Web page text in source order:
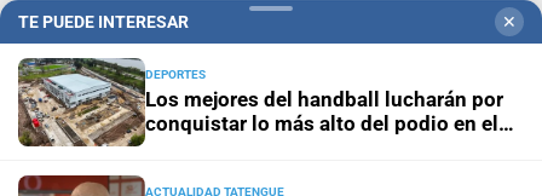
TE PUEDE INTERESAR ✕
DEPORTES
Los mejores del handball lucharán por
conquistar lo más alto del podio en el
ACTUALIDAD TATENGUE